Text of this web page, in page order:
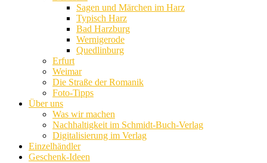
Sagen und Märchen im Harz
Typisch Harz
Bad Harzburg
Wernigerode
Quedlinburg
Erfurt
Weimar
Die Straße der Romanik
Foto-Tipps
Über uns
Was wir machen
Nachhaltigkeit im Schmidt-Buch-Verlag
Digitalisierung im Verlag
Einzelhändler
Geschenk-Ideen